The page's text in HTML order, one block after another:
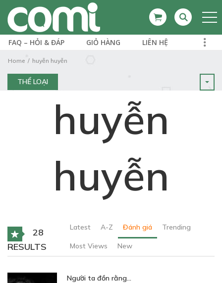
FAQ – HỎI & ĐÁP GIỎ HÀNG LIÊN HỆ
Home huyễn huyễn
THỂ LOẠI
huyễn
huyễn
28
RESULTS
Latest A-Z Đánh giá Trending
Most Views New
Người ta đồn rằng…